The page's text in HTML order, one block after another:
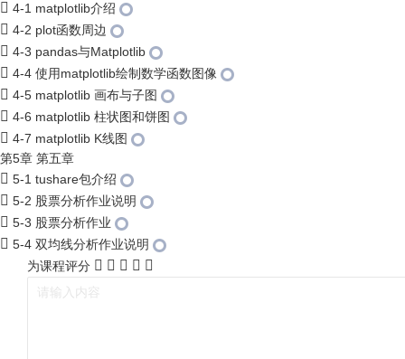
4-1 matplotlib介绍
4-2 plot函数周边
4-3 pandas与Matplotlib
4-4 使用matplotlib绘制数学函数图像
4-5 matplotlib 画布与子图
4-6 matplotlib 柱状图和饼图
4-7 matplotlib K线图
第5章 第五章
5-1 tushare包介绍
5-2 股票分析作业说明
5-3 股票分析作业
5-4 双均线分析作业说明
为课程评分